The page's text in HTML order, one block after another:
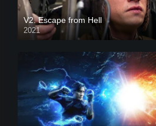
V2. Escape from Hell
2021